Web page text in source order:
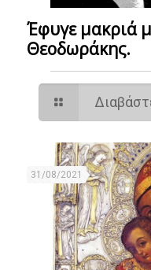
Έφυγε μακριά
Θεοδωράκης.
31/08/2021